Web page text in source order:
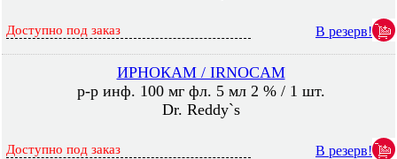
Доступно под заказ В резерв!
ИРНОКАМ / IRNOCAM
р-р инф. 100 мг фл. 5 мл 2 % / 1 шт.
Dr. Reddy`s
Доступно под заказ В резерв!